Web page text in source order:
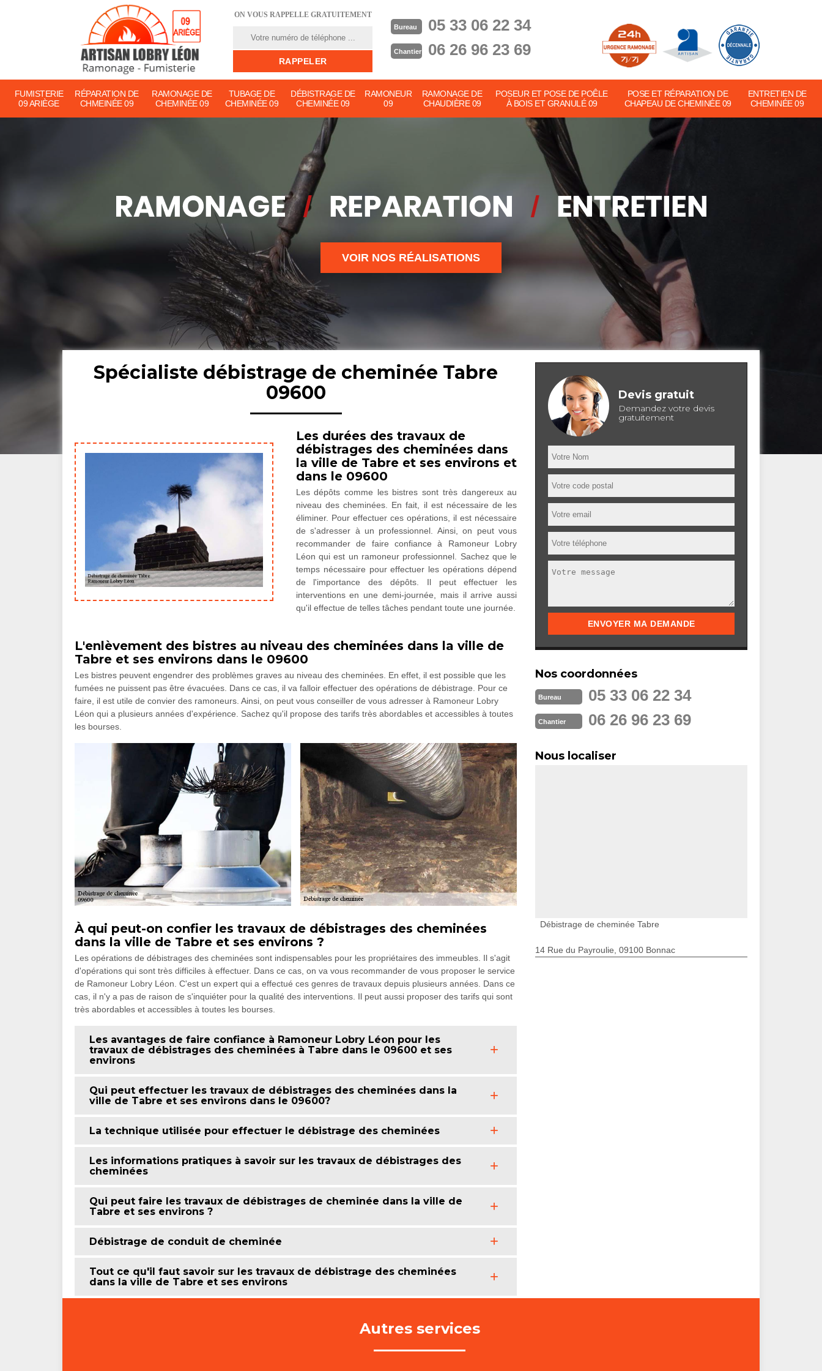
ON VOUS RAPPELLE GRATUITEMENT
Bureau 05 33 06 22 34
Chantier 06 26 96 23 69
FUMISTERIE
09 ARIÈGE
RÉPARATION DE
CHMEINÉE 09
RAMONAGE DE
CHEMINÉE 09
TUBAGE DE
CHEMINÉE 09
DÉBISTRAGE DE
CHEMINÉE 09
RAMONEUR
09
RAMONAGE DE
CHAUDIÈRE 09
POSEUR ET POSE DE POÊLE
À BOIS ET GRANULÉ 09
POSE ET RÉPARATION DE
CHAPEAU DE CHEMINÉE 09
ENTRETIEN DE
CHEMINÉE 09
VOIR NOS RÉALISATIONS
Spécialiste débistrage de cheminée Tabre
09600
Les durées des travaux de
débistrages des cheminées dans
la ville de Tabre et ses environs et
dans le 09600
Les dépôts comme les bistres sont très dangereux au
niveau des cheminées. En fait, il est nécessaire de les
éliminer. Pour effectuer ces opérations, il est nécessaire
de s'adresser à un professionnel. Ainsi, on peut vous
recommander de faire confiance à Ramoneur Lobry
Léon qui est un ramoneur professionnel. Sachez que le
temps nécessaire pour effectuer les opérations dépend
de l'importance des dépôts. Il peut effectuer les
interventions en une demi-journée, mais il arrive aussi
qu'il effectue de telles tâches pendant toute une journée.
L'enlèvement des bistres au niveau des cheminées dans la ville de
Tabre et ses environs dans le 09600
Les bistres peuvent engendrer des problèmes graves au niveau des cheminées. En effet, il est possible que les
fumées ne puissent pas être évacuées. Dans ce cas, il va falloir effectuer des opérations de débistrage. Pour ce
faire, il est utile de convier des ramoneurs. Ainsi, on peut vous conseiller de vous adresser à Ramoneur Lobry
Léon qui a plusieurs années d'expérience. Sachez qu'il propose des tarifs très abordables et accessibles à toutes
les bourses.
À qui peut-on confier les travaux de débistrages des cheminées
dans la ville de Tabre et ses environs ?
Les opérations de débistrages des cheminées sont indispensables pour les propriétaires des immeubles. Il s'agit
d'opérations qui sont très difficiles à effectuer. Dans ce cas, on va vous recommander de vous proposer le service
de Ramoneur Lobry Léon. C'est un expert qui a effectué ces genres de travaux depuis plusieurs années. Dans ce
cas, il n'y a pas de raison de s'inquiéter pour la qualité des interventions. Il peut aussi proposer des tarifs qui sont
très abordables et accessibles à toutes les bourses.
Les avantages de faire confiance à Ramoneur Lobry Léon pour les
travaux de débistrages des cheminées à Tabre dans le 09600 et ses
environs
Qui peut effectuer les travaux de débistrages des cheminées dans la
ville de Tabre et ses environs dans le 09600?
La technique utilisée pour effectuer le débistrage des cheminées
Les informations pratiques à savoir sur les travaux de débistrages des
cheminées
Qui peut faire les travaux de débistrages de cheminée dans la ville de
Tabre et ses environs ?
Débistrage de conduit de cheminée
Tout ce qu'il faut savoir sur les travaux de débistrage des cheminées
dans la ville de Tabre et ses environs
Devis gratuit
Demandez votre devis
gratuitement
Nos coordonnées
Bureau 05 33 06 22 34
Chantier 06 26 96 23 69
Nous localiser
Débistrage de cheminée Tabre
14 Rue du Payroulie, 09100 Bonnac
Autres services